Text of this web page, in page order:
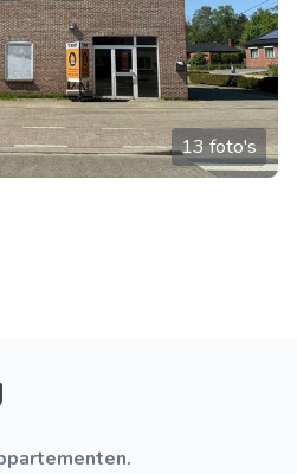
13 foto's